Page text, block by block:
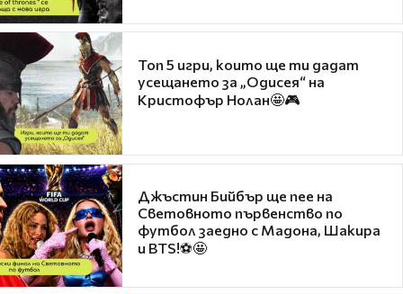
Топ 5 игри, които ще ти дадат
усещането за „Одисея“ на
Кристофър Нолан🤩🎮
Джъстин Бийбър ще пее на
Световното първенство по
футбол заедно с Мадона, Шакира
и BTS!⚽🤩